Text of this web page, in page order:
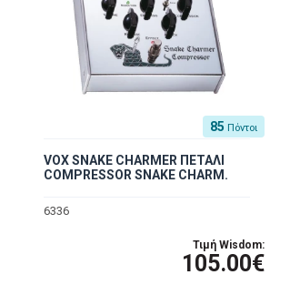
85 Πόντοι
VOX SNAKE CHARMER ΠΕΤΑΛΙ
COMPRESSOR SNAKE CHARM.
6336
Τιμή Wisdom:
105.00€